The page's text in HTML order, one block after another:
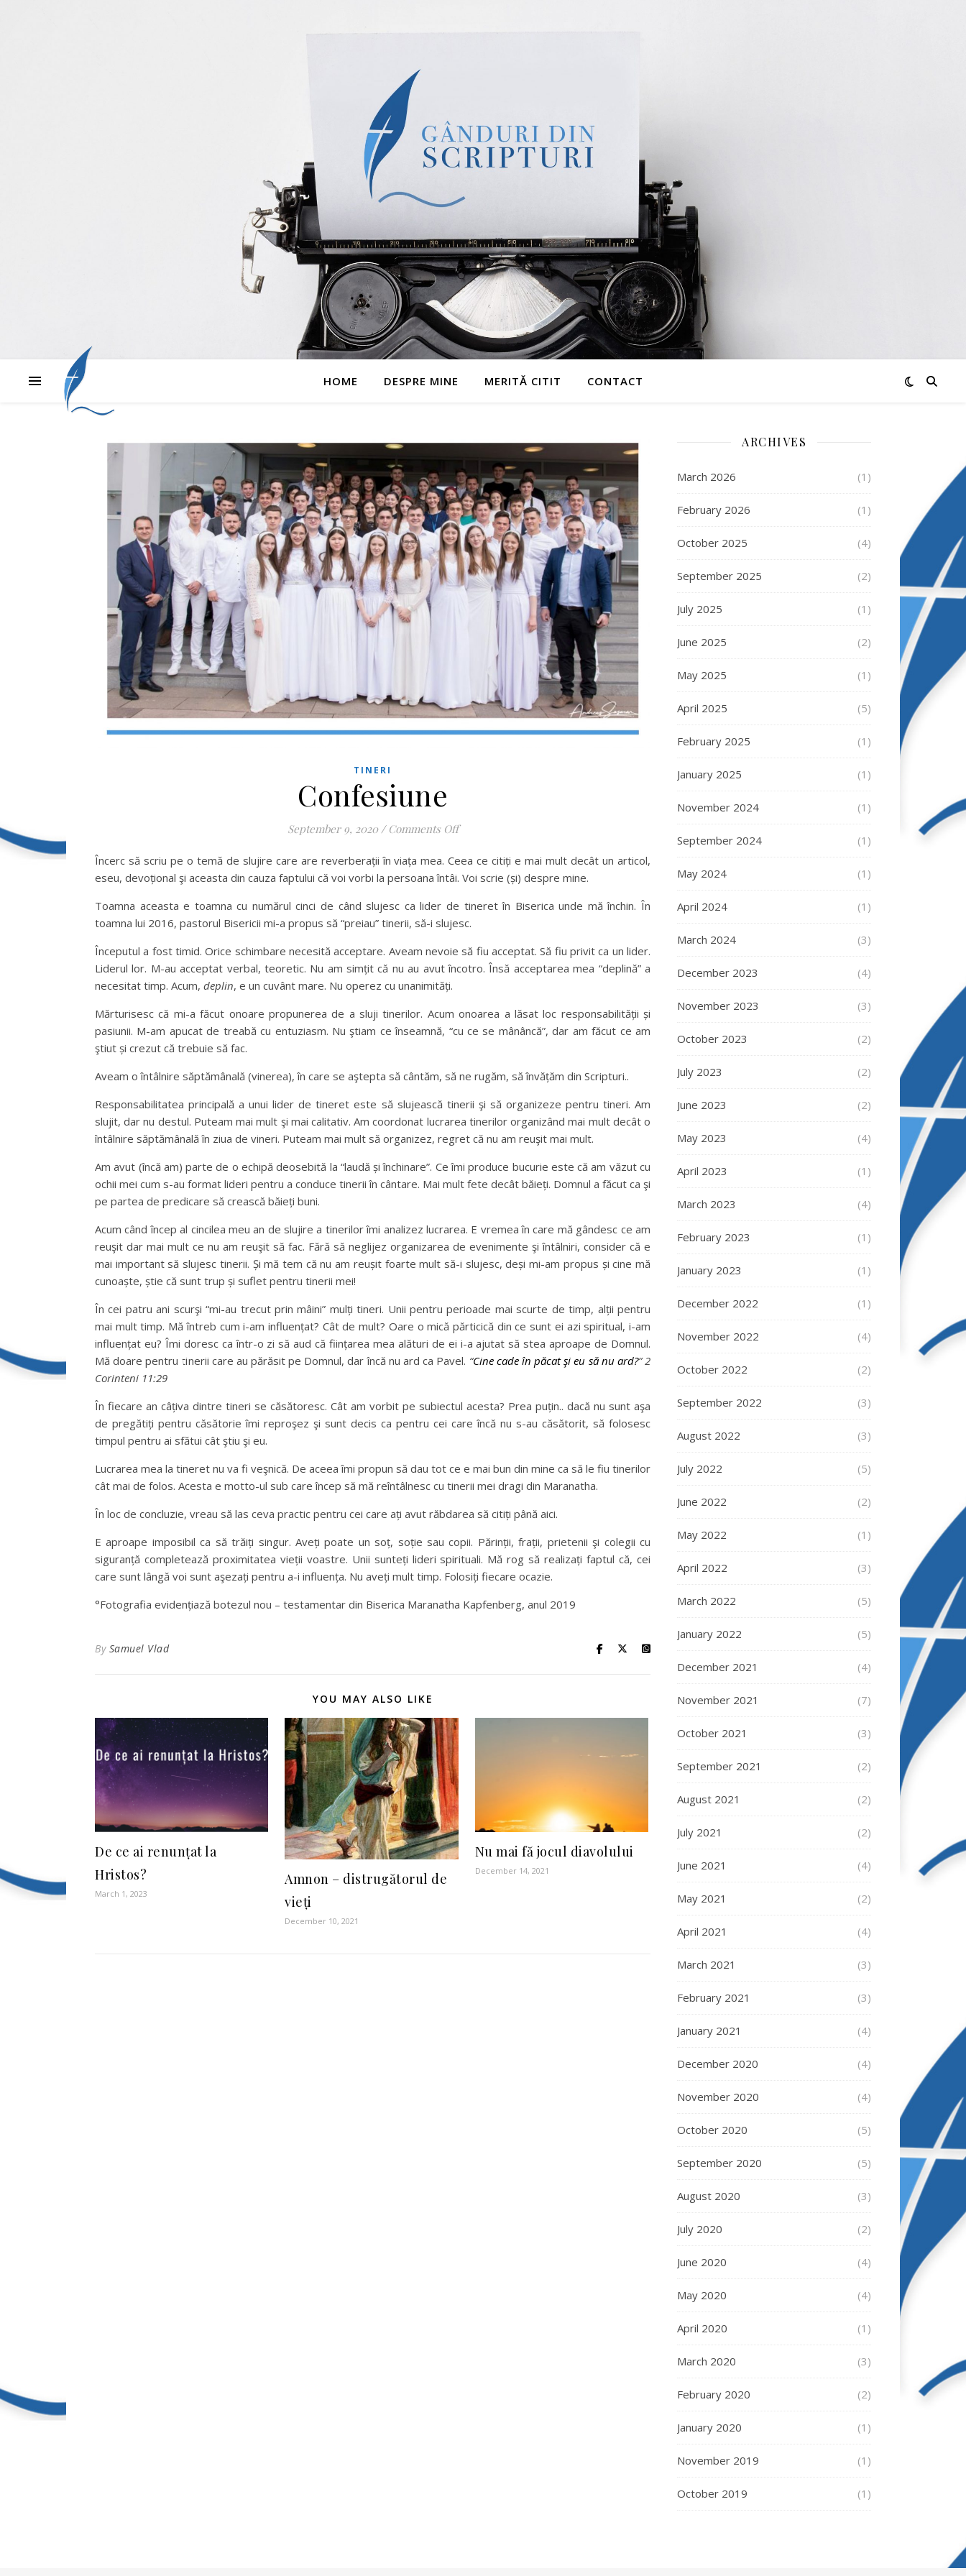
HOME DESPRE MINE MERITĂ CITIT CONTACT
TINERI
Confesiune
September 9, 2020 / Comments Offon Confesiune
Încerc să scriu pe o temă de slujire care are reverberații în viața mea. Ceea ce citiți e mai mult decât un articol,
eseu, devoțional şi aceasta din cauza faptului că voi vorbi la persoana întâi. Voi scrie (și) despre mine.
Toamna aceasta e toamna cu numărul cinci de când slujesc ca lider de tineret în Biserica unde mă închin. În
toamna lui 2016, pastorul Bisericii mi-a propus să “preiau” tinerii, să-i slujesc.
Începutul a fost timid. Orice schimbare necesită acceptare. Aveam nevoie să fiu acceptat. Să fiu privit ca un lider.
Liderul lor. M-au acceptat verbal, teoretic. Nu am simțit că nu au avut încotro. Însă acceptarea mea “deplină” a
necesitat timp. Acum, deplin, e un cuvânt mare. Nu operez cu unanimități.
Mărturisesc că mi-a făcut onoare propunerea de a sluji tinerilor. Acum onoarea a lăsat loc responsabilității și
pasiunii. M-am apucat de treabă cu entuziasm. Nu ştiam ce înseamnă, “cu ce se mânâncă”, dar am făcut ce am
ştiut și crezut că trebuie să fac.
Aveam o întâlnire săptămânală (vinerea), în care se aştepta să cântăm, să ne rugăm, să învățăm din Scripturi..
Responsabilitatea principală a unui lider de tineret este să slujească tinerii şi să organizeze pentru tineri. Am
slujit, dar nu destul. Puteam mai mult şi mai calitativ. Am coordonat lucrarea tinerilor organizând mai mult decât o
întâlnire săptămânală în ziua de vineri. Puteam mai mult să organizez, regret că nu am reuşit mai mult.
Am avut (încă am) parte de o echipă deosebită la “laudă și închinare”. Ce îmi produce bucurie este că am văzut cu
ochii mei cum s-au format lideri pentru a conduce tinerii în cântare. Mai mult fete decât băieți. Domnul a făcut ca şi
pe partea de predicare să crească băieți buni.
Acum când încep al cincilea meu an de slujire a tinerilor îmi analizez lucrarea. E vremea în care mă gândesc ce am
reuşit dar mai mult ce nu am reuşit să fac. Fără să neglijez organizarea de evenimente şi întâlniri, consider că e
mai important să slujesc tinerii. Și mă tem că nu am reușit foarte mult să-i slujesc, deși mi-am propus și cine mă
cunoaște, știe că sunt trup și suflet pentru tinerii mei!
În cei patru ani scurşi “mi-au trecut prin mâini” mulți tineri. Unii pentru perioade mai scurte de timp, alții pentru
mai mult timp. Mă întreb cum i-am influențat? Cât de mult? Oare o mică părticică din ce sunt ei azi spiritual, i-am
influențat eu? Îmi doresc ca într-o zi să aud că ființarea mea alături de ei i-a ajutat să stea aproape de Domnul.
Mă doare pentru tinerii care au părăsit pe Domnul, dar încă nu ard ca Pavel. “Cine cade în păcat şi eu să nu ard?” 2
Corinteni 11:29
În fiecare an câțiva dintre tineri se căsătoresc. Cât am vorbit pe subiectul acesta? Prea puțin.. dacă nu sunt aşa
de pregătiți pentru căsătorie îmi reproşez şi sunt decis ca pentru cei care încă nu s-au căsătorit, să folosesc
timpul pentru ai sfătui cât ştiu şi eu.
Lucrarea mea la tineret nu va fi veşnică. De aceea îmi propun să dau tot ce e mai bun din mine ca să le fiu tinerilor
cât mai de folos. Acesta e motto-ul sub care încep să mă reîntâlnesc cu tinerii mei dragi din Maranatha.
În loc de concluzie, vreau să las ceva practic pentru cei care ați avut răbdarea să citiți până aici.
E aproape imposibil ca să trăiți singur. Aveți poate un soț, soție sau copii. Părinții, frații, prietenii şi colegii cu
siguranță completează proximitatea vieții voastre. Unii sunteți lideri spirituali. Mă rog să realizați faptul că, cei
care sunt lângă voi sunt aşezați pentru a-i influența. Nu aveți mult timp. Folosiți fiecare ocazie.
°Fotografia evidențiază botezul nou – testamentar din Biserica Maranatha Kapfenberg, anul 2019
By Samuel Vlad
YOU MAY ALSO LIKE
De ce ai renunțat la
Hristos?
March 1, 2023
Amnon – distrugătorul de
vieți
December 10, 2021
Nu mai fă jocul diavolului
December 14, 2021
ARCHIVES
March 2026 (1)
February 2026 (1)
October 2025 (4)
September 2025 (2)
July 2025 (1)
June 2025 (2)
May 2025 (1)
April 2025 (5)
February 2025 (1)
January 2025 (1)
November 2024 (1)
September 2024 (1)
May 2024 (1)
April 2024 (1)
March 2024 (3)
December 2023 (4)
November 2023 (3)
October 2023 (2)
July 2023 (2)
June 2023 (2)
May 2023 (4)
April 2023 (1)
March 2023 (4)
February 2023 (1)
January 2023 (1)
December 2022 (1)
November 2022 (4)
October 2022 (2)
September 2022 (3)
August 2022 (3)
July 2022 (5)
June 2022 (2)
May 2022 (1)
April 2022 (3)
March 2022 (5)
January 2022 (5)
December 2021 (4)
November 2021 (7)
October 2021 (3)
September 2021 (2)
August 2021 (2)
July 2021 (2)
June 2021 (4)
May 2021 (2)
April 2021 (4)
March 2021 (3)
February 2021 (3)
January 2021 (4)
December 2020 (4)
November 2020 (4)
October 2020 (5)
September 2020 (5)
August 2020 (3)
July 2020 (2)
June 2020 (4)
May 2020 (4)
April 2020 (1)
March 2020 (3)
February 2020 (2)
January 2020 (1)
November 2019 (1)
October 2019 (1)